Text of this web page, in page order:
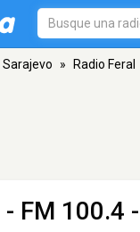
Sarajevo » Radio Feral
- FM 100.4